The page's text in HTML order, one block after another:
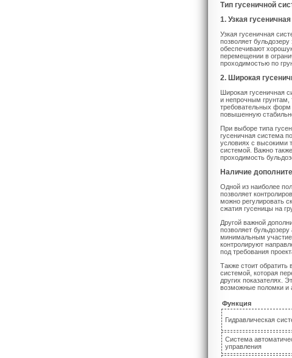
Тип гусеничной
1. Узкая
Узкая гусеничная
позволяет
обеспечивают
перемещении в
проходимостью по
2. Широкая
Широкая гусеничная
и непрочным грунтам,
требовательных форм
повышенную
При выборе типа
гусеничная система
условиях с высокими
системой. Важно
проходимость
Наличие
Одной из наиболее
позволяет
можно регулировать
сжатия гусеницы на
Другой важной
позволяет
минимальным
контролируют
под требования
Также стоит
системой, которая
других показателях.
возможные поломки и
Функция
Гидравлическая
Система
управления